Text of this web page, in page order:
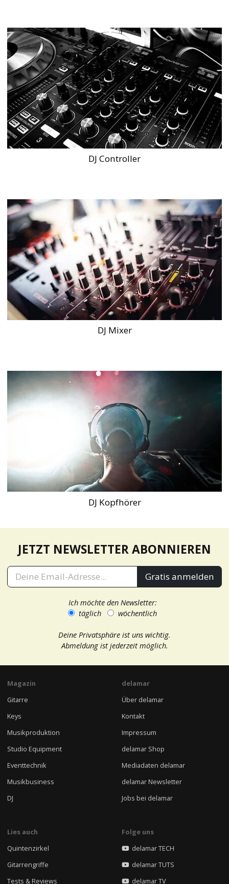
DJ Controller
DJ Mixer
DJ Kopfhörer
JETZT NEWSLETTER ABONNIEREN
Gratis anmelden
Ich möchte den Newsletter:
täglich
wöchentlich
Deine Privatsphäre ist uns wichtig.
Abmeldung ist jederzeit möglich.
Magazin
Gitarre
Keys
Musikproduktion
Studio Equipment
Eventtechnik
Musikbusiness
DJ
delamar
Über delamar
Kontakt
Impressum
delamar Shop
Mediadaten delamar
delamar Newsletter
Jobs bei delamar
Lies auch
Quintenzirkel
Gitarrengriffe
Tests & Reviews
Folge uns
delamar TECH
delamar TUTS
delamar TV